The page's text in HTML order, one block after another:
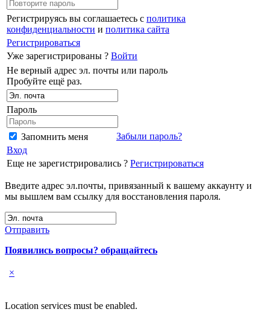
Регистрируясь вы соглашаетесь с политика
конфиденциальности и политика сайта
Регистрироваться
Уже зарегистрированы ? Войти
Не верный адрес эл. почты или пароль
Пробуйте ещё раз.
Пароль
Запомнить меня
Забыли пароль?
Вход
Еще не зарегистрировались ? Регистрироваться
Введите адрес эл.почты, привязанный к вашему аккаунту и
мы вышлем вам ссылку для восстановления пароля.
Отправить
Появились вопросы? обращайтесь
×
Location services must be enabled.